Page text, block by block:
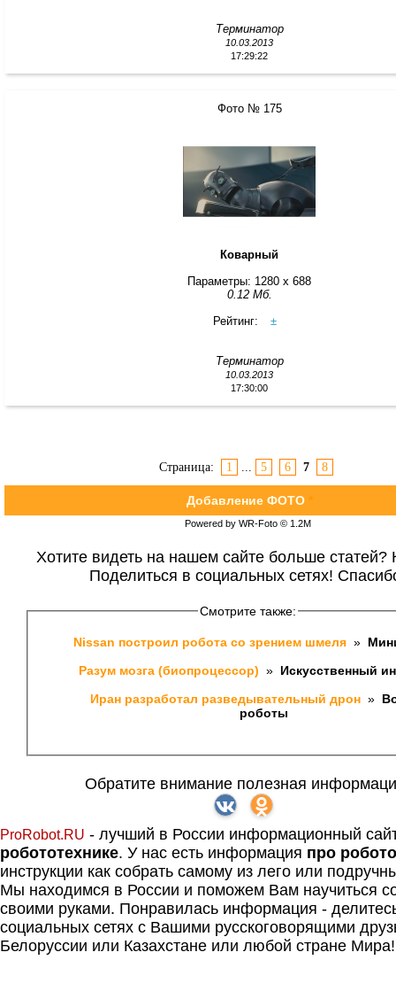
Терминатор
10.03.2013
17:29:22
Фото № 175
Коварный
Параметры: 1280 x 688
0.12 Мб.
Рейтинг:
±
Терминатор
10.03.2013
17:30:00
Страница: 1 5 6 7 8
Добавление ФОТО *
Powered by WR-Foto © 1.2М
Хотите видеть на нашем сайте больше статей?
Поделиться в социальных сетях!
Смотрите также:
Nissan построил робота со зрением шмеля »
Разум мозга (биопроцессор) » Искусственный
Иран разработал разведывательный дрон »
роботы
Обратите внимание полезная
ProRobot.RU - лучший в России информационный
робототехнике. У нас есть информация про
инструкции как собрать самому из лего или
Мы находимся в России и поможем Вам научиться
своими руками. Понравилась информация -
социальных сетях с Вашими русскоговорящими
Белоруссии или Казахстане или любой стране Мира!